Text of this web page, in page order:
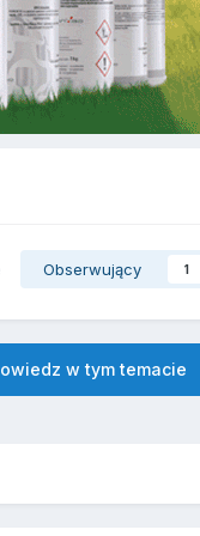
Obserwujący 1
w tym temacie